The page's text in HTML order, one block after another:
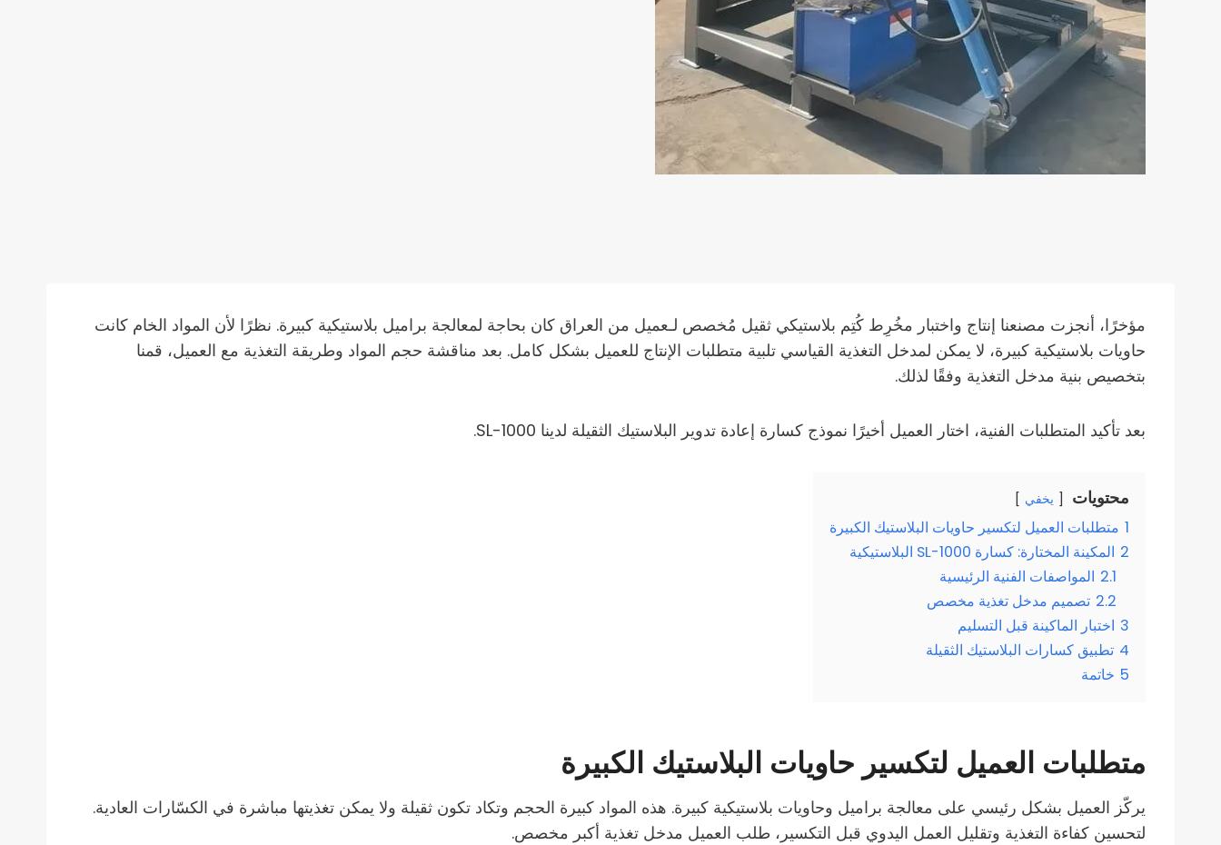
مؤخرًا، أنجزت مصنعنا إنتاج واختبار مخُرِط كُتِم بلاستيكي ثقيل مُخصص لـعميل من العراق كان بحاجة لمعالجة براميل بلاستيكية كبيرة. نظرًا لأن المواد الخام كانت
حاويات بلاستيكية كبيرة، لا يمكن لمدخل التغذية القياسي تلبية متطلبات الإنتاج للعميل بشكل كامل. بعد مناقشة حجم المواد وطريقة التغذية مع العميل، قمنا
بتخصيص بنية مدخل التغذية وفقًا لذلك.
بعد تأكيد المتطلبات الفنية، اختار العميل أخيرًا نموذج كسارة إعادة تدوير البلاستيك الثقيلة لدينا SL-1000.
محتويات يخفي
1 متطلبات العميل لتكسير حاويات البلاستيك الكبيرة
2 المكينة المختارة: كسارة SL-1000 البلاستيكية
2.1 المواصفات الفنية الرئيسية
2.2 تصميم مدخل تغذية مخصص
3 اختبار الماكينة قبل التسليم
4 تطبيق كسارات البلاستيك الثقيلة
5 خاتمة
متطلبات العميل لتكسير حاويات البلاستيك الكبيرة
يركّز العميل بشكل رئيسي على معالجة براميل وحاويات بلاستيكية كبيرة. هذه المواد كبيرة الحجم وتكاد تكون ثقيلة ولا يمكن تغذيتها مباشرة في الكسّارات العادية.
لتحسين كفاءة التغذية وتقليل العمل اليدوي قبل التكسير، طلب العميل مدخل تغذية أكبر مخصص.